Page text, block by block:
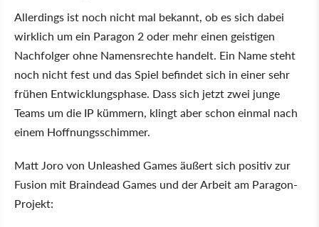
Allerdings ist noch nicht mal bekannt, ob es sich dabei
wirklich um ein Paragon 2 oder mehr einen geistigen
Nachfolger ohne Namensrechte handelt. Ein Name steht
noch nicht fest und das Spiel befindet sich in einer sehr
frühen Entwicklungsphase. Dass sich jetzt zwei junge
Teams um die IP kümmern, klingt aber schon einmal nach
einem Hoffnungsschimmer.
Matt Joro von Unleashed Games äußert sich positiv zur
Fusion mit Braindead Games und der Arbeit am Paragon-
Projekt: